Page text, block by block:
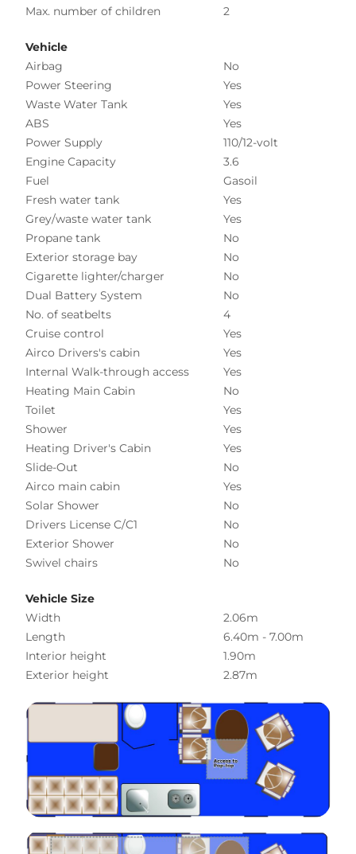
Max. number of children
2
Vehicle
Airbag
No
Power Steering
Yes
Waste Water Tank
Yes
ABS
Yes
Power Supply
110/12-volt
Engine Capacity
3.6
Fuel
Gasoil
Fresh water tank
Yes
Grey/waste water tank
Yes
Propane tank
No
Exterior storage bay
No
Cigarette lighter/charger
No
Dual Battery System
No
No. of seatbelts
4
Cruise control
Yes
Airco Drivers's cabin
Yes
Internal Walk-through access
Yes
Heating Main Cabin
No
Toilet
Yes
Shower
Yes
Heating Driver's Cabin
Yes
Slide-Out
No
Airco main cabin
Yes
Solar Shower
No
Drivers License C/C1
No
Exterior Shower
No
Swivel chairs
No
Vehicle Size
Width
2.06m
Length
6.40m - 7.00m
Interior height
1.90m
Exterior height
2.87m